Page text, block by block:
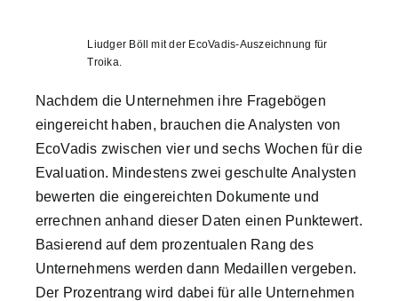
Liudger Böll mit der EcoVadis-Auszeichnung für
Troika.
Nachdem die Unternehmen ihre Fragebögen
eingereicht haben, brauchen die Analysten von
EcoVadis zwischen vier und sechs Wochen für die
Evaluation. Mindestens zwei geschulte Analysten
bewerten die eingereichten Dokumente und
errechnen anhand dieser Daten einen Punktewert.
Basierend auf dem prozentualen Rang des
Unternehmens werden dann Medaillen vergeben.
Der Prozentrang wird dabei für alle Unternehmen